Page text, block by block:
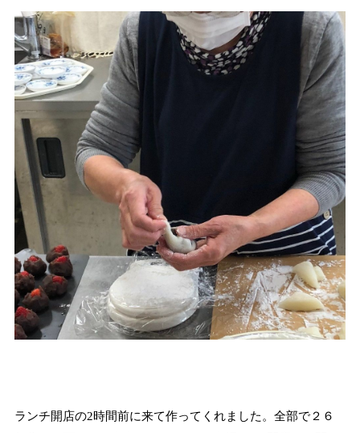
ランチ開店の2時間前に来て作ってくれました。全部で２６